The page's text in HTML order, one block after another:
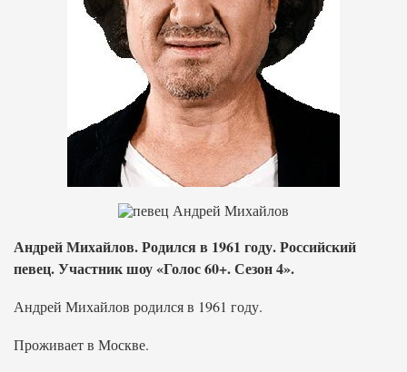
Андрей Михайлов. Родился в 1961 году. Российский
певец. Участник шоу «Голос 60+. Сезон 4».
Андрей Михайлов родился в 1961 году.
Проживает в Москве.